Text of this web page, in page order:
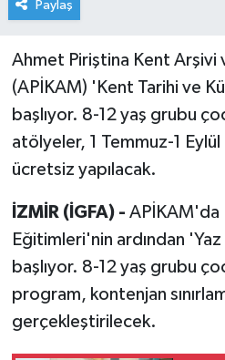
Paylaş
Ahmet Piriştina Kent Arşivi
(APİKAM) 'Kent Tarihi ve
başlıyor. 8-12 yaş grubu
atölyeler, 1 Temmuz-1 Eylül
ücretsiz yapılacak.
İZMİR (İGFA) - APİKAM'da
Eğitimleri'nin ardından
başlıyor. 8-12 yaş grubu
program, kontenjan
gerçekleştirilecek.